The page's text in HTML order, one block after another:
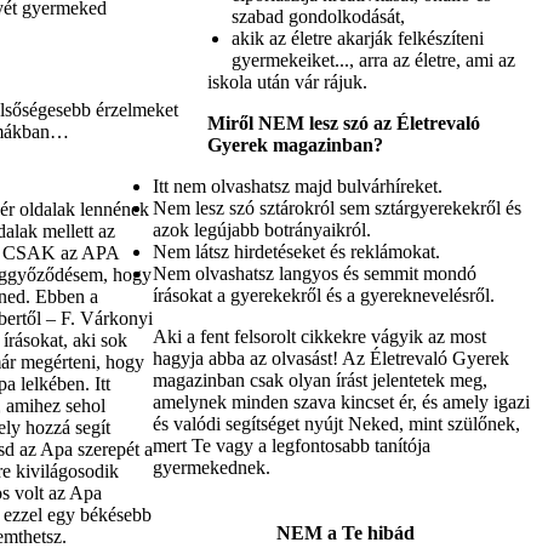
gyermeked
érzelmeket
oldalak lennének
mellett az
CSAK az APA
hogy
Ebben a
– F. Várkonyi
aki sok
megérteni, hogy
lelkében. Itt
sehol
hozzá segít
az Apa szerepét a
kivilágosodik
volt az Apa
egy békésebb
szabad gondolkodását,
akik az életre akarják felkészíteni
gyermekeiket..., arra az életre, ami az
iskola után vár rájuk.
Miről NEM lesz szó az Életrevaló
Gyerek magazinban?
Itt nem olvashatsz majd bulvárhíreket.
Nem lesz szó sztárokról sem sztárgyerekekről és
azok legújabb botrányaikról.
Nem látsz hirdetéseket és reklámokat.
Nem olvashatsz langyos és semmit mondó
írásokat a gyerekekről és a gyereknevelésről.
Aki a fent felsorolt cikkekre vágyik az most
hagyja abba az olvasást! Az Életrevaló Gyerek
magazinban csak olyan írást jelentetek meg,
amelynek minden szava kincset ér, és amely igazi
és valódi segítséget nyújt Neked, mint szülőnek,
mert Te vagy a legfontosabb tanítója
gyermekednek.
NEM a Te hibád